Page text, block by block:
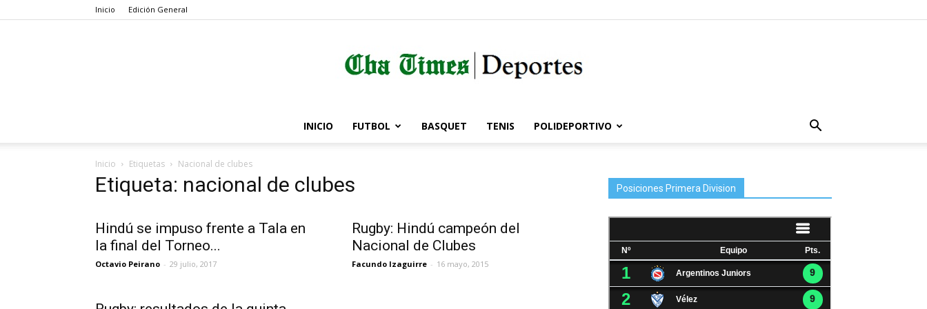
Inicio Edición General
Córdoba
INICIO FUTBOL BASQUET TENIS POLIDEPORTIVO
Inicio Etiquetas Nacional de clubes
Etiqueta: nacional de clubes
Hindú se impuso frente a Tala en
la final del Torneo...
Octavio Peirano - 29 julio, 2017
Rugby: Hindú campeón del
Nacional de Clubes
Facundo Izaguirre - 16 mayo, 2015
Posiciones Primera Division